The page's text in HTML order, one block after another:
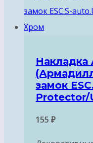
Накладка
замок
Protector/
155 ₽